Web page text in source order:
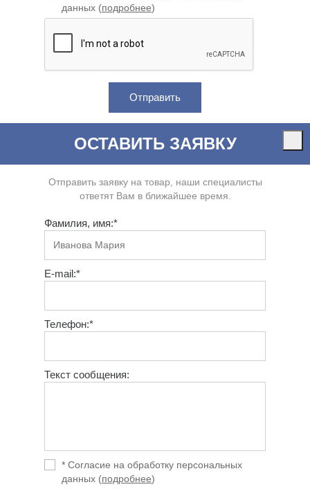
данных (подробнее)
ОСТАВИТЬ ЗАЯВКУ
Отправить заявку на товар, наши специалисты
ответят Вам в ближайшее время.
Фамилия, имя:*
E-mail:*
Телефон:*
Текст сообщения:
* Согласие на обработку персональных
данных (подробнее)